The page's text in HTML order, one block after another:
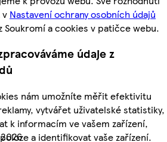
v Nastavení ochrany osobních údajů
Soukromí a cookies v patičce webu.
údaje z
nám umožníte měřit efektivitu
vytvářet uživatelské statistiky,
k informacím ve vašem zařízení,
a identifikovat vaše zařízení.